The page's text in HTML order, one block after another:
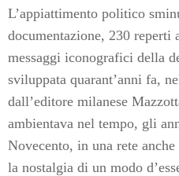
L’appiattimento politico
documentazione, 230 reperti
messaggi iconografici della
sviluppata quarant’anni fa,
dall’editore milanese
ambientava nel tempo, gli
Novecento, in una rete
la nostalgia di un modo